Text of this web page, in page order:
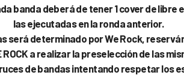
banda deberá de tener 1 cover de libre
las ejecutadas en la ronda anterior.
será determinado por We Rock,
ROCK a realizar la preselección de las
de bandas intentando respetar los